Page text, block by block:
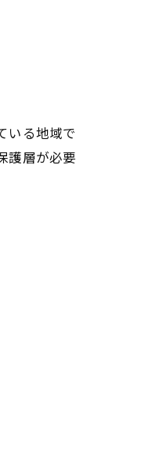
いる地域で
護層が必要